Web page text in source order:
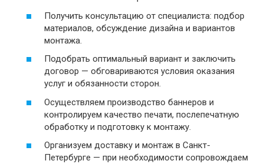
Получить консультацию от специалиста: подбор
материалов, обсуждение дизайна и вариантов
монтажа.
Подобрать оптимальный вариант и заключить
договор — обговариваются условия оказания
услуг и обязанности сторон.
Осуществляем производство баннеров и
контролируем качество печати, послепечатную
обработку и подготовку к монтажу.
Организуем доставку и монтаж в Санкт-
Петербурге — при необходимости сопровождаем